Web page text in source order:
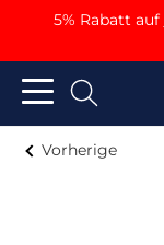
5% Rabatt auf
Vorherige